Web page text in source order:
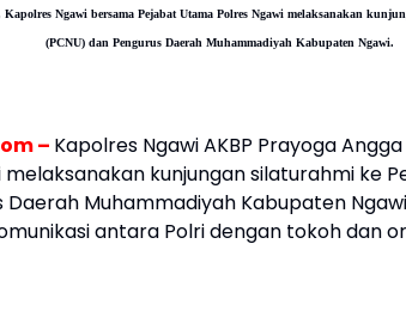
Kapolres Ngawi bersama Pejabat Utama Polres Ngawi melaksanakan
(PCNU) dan Pengurus Daerah Muhammadiyah Kabupaten Ngawi.
– Kapolres Ngawi AKBP Prayoga
kunjungan silaturahmi ke
Daerah Muhammadiyah Kabupaten
antara Polri dengan tokoh dan